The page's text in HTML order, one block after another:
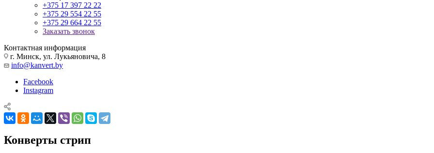
+375 17 397 22 22
+375 29 554 22 55
+375 29 664 22 55
Заказать звонок
Контактная информация
г. Минск, ул. Лукьяновича, 8
info@kanvert.by
Facebook
Instagram
Конверты стрип